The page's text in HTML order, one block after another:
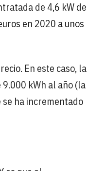
de 4,6 kW de
en 2020 a unos
En este caso, la
kWh al año (la
se ha incrementado